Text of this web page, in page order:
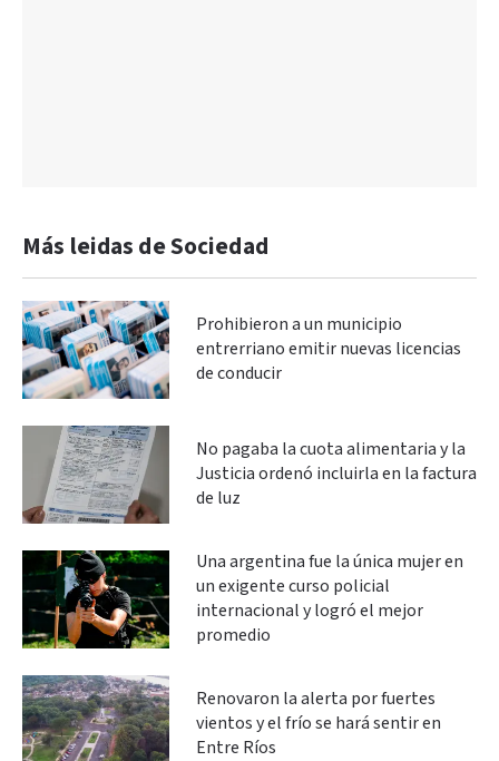
Más leidas de Sociedad
Prohibieron a un municipio
entrerriano emitir nuevas licencias
de conducir
No pagaba la cuota alimentaria y la
Justicia ordenó incluirla en la factura
de luz
Una argentina fue la única mujer en
un exigente curso policial
internacional y logró el mejor
promedio
Renovaron la alerta por fuertes
vientos y el frío se hará sentir en
Entre Ríos